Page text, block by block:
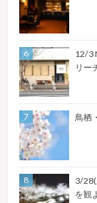
12/3
リー
鳥栖
3/
を観